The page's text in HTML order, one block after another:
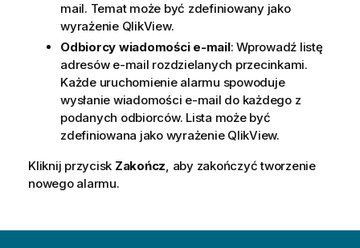
mail. Temat może być zdefiniowany jako
wyrażenie QlikView.
Odbiorcy wiadomości e-mail: Wprowadź listę
adresów e-mail rozdzielanych przecinkami.
Każde uruchomienie alarmu spowoduje
wysłanie wiadomości e-mail do każdego z
podanych odbiorców. Lista może być
zdefiniowana jako wyrażenie QlikView.
Kliknij przycisk Zakończ, aby zakończyć tworzenie
nowego alarmu.